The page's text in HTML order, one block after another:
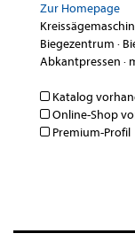
Zur Homepage
Biegezentrum ·
Abkantpressen ·
Katalog
Online-Shop
Premium-Profil